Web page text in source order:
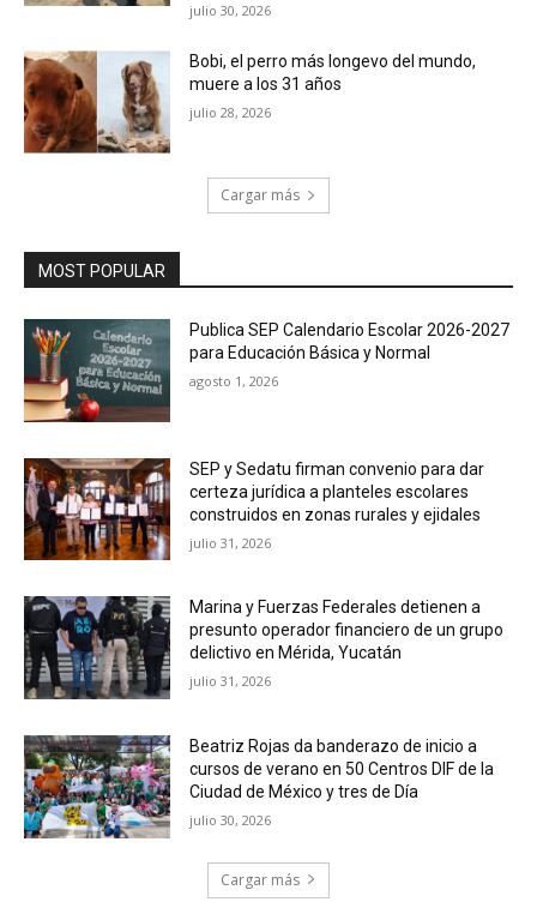
julio 30, 2026
Bobi, el perro más longevo del mundo,
muere a los 31 años
julio 28, 2026
Cargar más
MOST POPULAR
Publica SEP Calendario Escolar 2026-2027
para Educación Básica y Normal
agosto 1, 2026
SEP y Sedatu firman convenio para dar
certeza jurídica a planteles escolares
construidos en zonas rurales y ejidales
julio 31, 2026
Marina y Fuerzas Federales detienen a
presunto operador financiero de un grupo
delictivo en Mérida, Yucatán
julio 31, 2026
Beatriz Rojas da banderazo de inicio a
cursos de verano en 50 Centros DIF de la
Ciudad de México y tres de Día
julio 30, 2026
Cargar más